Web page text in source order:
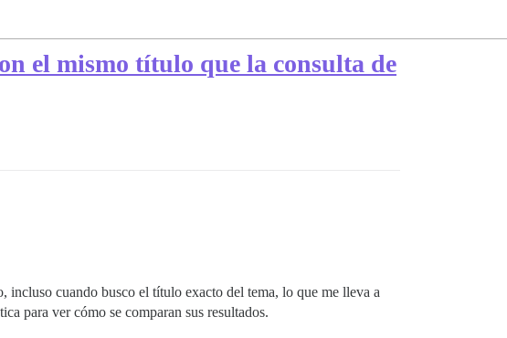
el mismo título que la consulta de
incluso cuando busco el título exacto del tema, lo que me lleva a
para ver cómo se comparan sus resultados.